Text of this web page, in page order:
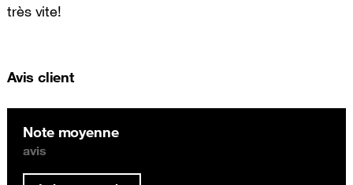
très vite!
Avis client
Note moyenne
avis